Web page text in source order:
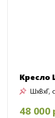
Кресло
ШxВxГ,
48 000